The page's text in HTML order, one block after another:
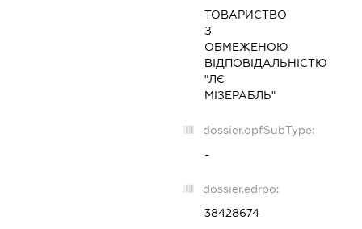
ТОВАРИСТВО
З
ОБМЕЖЕНОЮ
ВІДПОВІДАЛЬНІСТЮ
"ЛЄ
МІЗЕРАБЛЬ"
dossier.opfSubType:
-
dossier.edrpo:
38428674